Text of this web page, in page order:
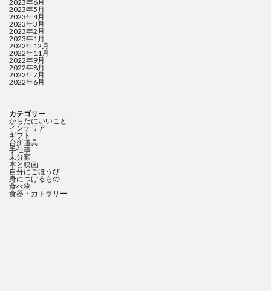
2023年6月
2023年5月
2023年4月
2023年3月
2023年2月
2023年1月
2022年12月
2022年11月
2022年9月
2022年8月
2022年7月
2022年6月
カテゴリー
からだにいいこと
インテリア
ギフト
台所道具
手仕事
未分類
本と映画
自分にごほうび
身につけるもの
食べ物
食器・カトラリー